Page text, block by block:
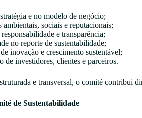
e no modelo de negócio;
sociais e reputacionais;
e transparência;
no reporte de sustentabilidade;
inovação e crescimento sustentável;
de investidores, clientes e parceiros.
e transversal, o comité contribui
de Sustentabilidade